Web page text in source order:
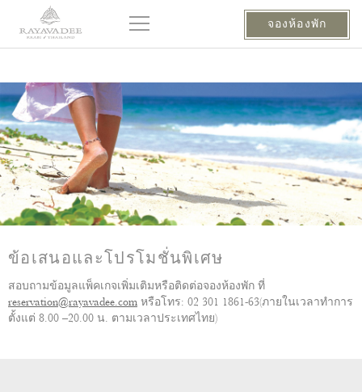
จองห้องพัก
ข้อเสนอและโปรโมชั่นพิเศษ
สอบถามข้อมูลแพ็คเกจเพิ่มเติมหรือติดต่อจองห้องพัก ที่
reservation@rayavadee.com หรือโทร: 02 301 1861-63(ภายในเวลาทำการ
ตั้งแต่ 8.00 –20.00 น. ตามเวลาประเทศไทย)